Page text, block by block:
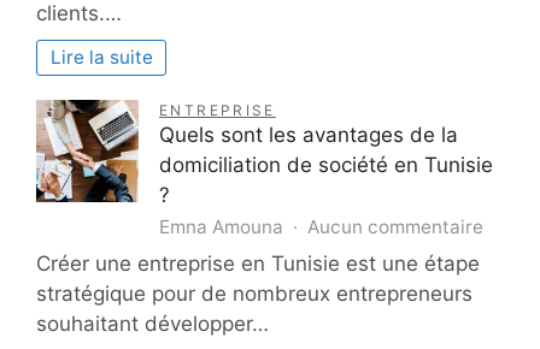
marketing
clients.…
Lire la suite
ENTREPRISE
Quels sont les avantages de la
domiciliation de société en Tunisie
?
Emna Amouna Aucun commentaire
Créer une entreprise en Tunisie est une étape
stratégique pour de nombreux entrepreneurs
souhaitant développer…